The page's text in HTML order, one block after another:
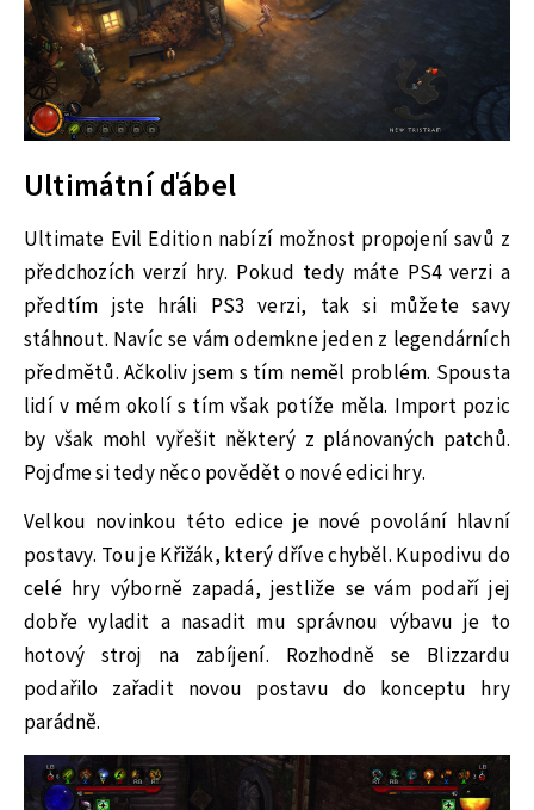
Ultimátní ďábel
Ultimate Evil Edition nabízí možnost propojení savů z
předchozích verzí hry. Pokud tedy máte PS4 verzi a
předtím jste hráli PS3 verzi, tak si můžete savy
stáhnout. Navíc se vám odemkne jeden z legendárních
předmětů. Ačkoliv jsem s tím neměl problém. Spousta
lidí v mém okolí s tím však potíže měla. Import pozic
by však mohl vyřešit některý z plánovaných patchů.
Pojďme si tedy něco povědět o nové edici hry.
Velkou novinkou této edice je nové povolání hlavní
postavy. Tou je Křižák, který dříve chyběl. Kupodivu do
celé hry výborně zapadá, jestliže se vám podaří jej
dobře vyladit a nasadit mu správnou výbavu je to
hotový stroj na zabíjení. Rozhodně se Blizzardu
podařilo zařadit novou postavu do konceptu hry
parádně.